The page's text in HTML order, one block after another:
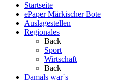
Startseite
ePaper Märkischer Bote
Auslagestellen
Regionales
Back
Sport
Wirtschaft
Back
Damals war´s